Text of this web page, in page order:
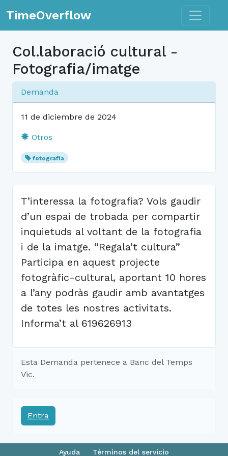
TimeOverflow Toggle
Col.laboració cultural -
Fotografia/imatge
Demanda
11 de diciembre de 2024
Otros
fotografia
T’interessa la fotografia? Vols gaudir
d’un espai de trobada per compartir
inquietuds al voltant de la fotografia
i de la imatge. “Regala’t cultura”
Participa en aquest projecte
fotogràfic-cultural, aportant 10 hores
a l’any podràs gaudir amb avantatges
de totes les nostres activitats.
Informa’t al 619626913
Esta Demanda pertenece a Banc del Temps
Vic.
Entra
Ayuda Términos del servicio